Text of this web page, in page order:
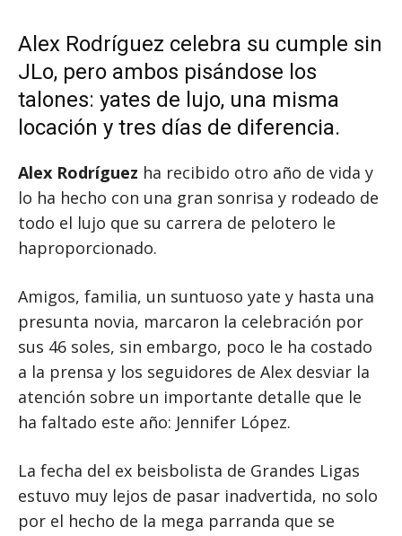
Alex Rodríguez celebra su cumple sin
JLo, pero ambos pisándose los
talones: yates de lujo, una misma
locación y tres días de diferencia.
Alex Rodríguez ha recibido otro año de vida y
lo ha hecho con una gran sonrisa y rodeado de
todo el lujo que su carrera de pelotero le
haproporcionado.
Amigos, familia, un suntuoso yate y hasta una
presunta novia, marcaron la celebración por
sus 46 soles, sin embargo, poco le ha costado
a la prensa y los seguidores de Alex desviar la
atención sobre un importante detalle que le
ha faltado este año: Jennifer López.
La fecha del ex beisbolista de Grandes Ligas
estuvo muy lejos de pasar inadvertida, no solo
por el hecho de la mega parranda que se